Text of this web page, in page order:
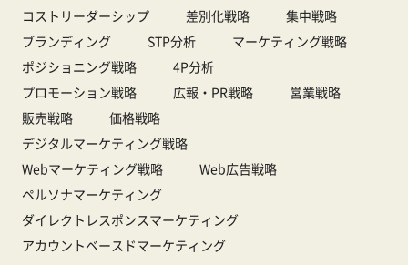
コストリーダーシップ
差別化戦略
集中戦略
ブランディング
STP分析
マーケティング戦略
ポジショニング戦略
4P分析
プロモーション戦略
広報・PR戦略
営業戦略
販売戦略
価格戦略
デジタルマーケティング戦略
Webマーケティング戦略
Web広告戦略
ペルソナマーケティング
ダイレクトレスポンスマーケティング
アカウントベースドマーケティング